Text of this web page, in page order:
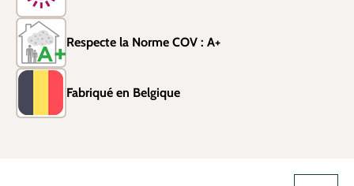
Respecte la Norme COV : A+
Fabriqué en Belgique